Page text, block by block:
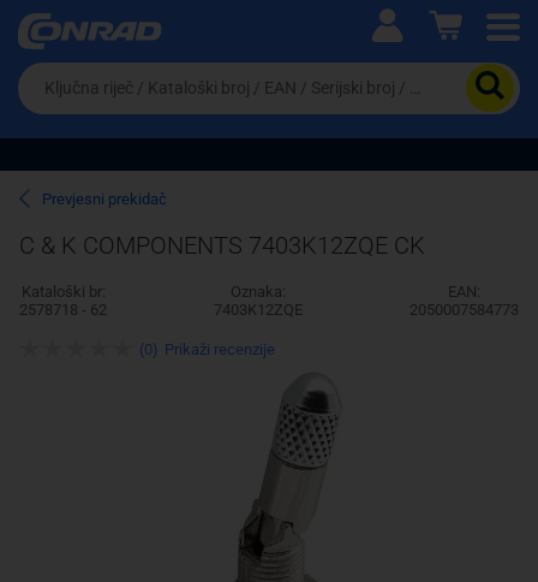
Ova postavka prilagođava asortiman proizvoda i
cijene vašim potrebama.
Pravno lice
Da
biste
potražili
proizvod,
unesite
ključnu
riječ,
kataloški
broj,
EAN
ili
Prevjesni prekidač
C & K COMPONENTS 7403K12ZQE CK
Kataloški br:
2578718 - 62
Oznaka:
7403K12ZQE
EAN:
2050007584773
(0) Prikaži recenzije